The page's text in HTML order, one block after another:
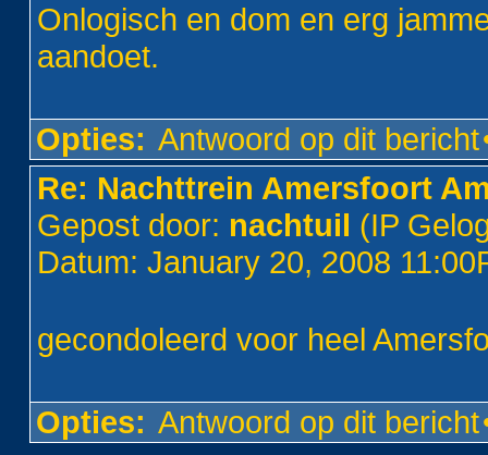
Onlogisch en dom en erg
aandoet.
Opties: Antwoord op dit bericht
Re: Nachttrein Amersfoort
Gepost door: nachtuil (IP
Datum: January 20, 2008
gecondoleerd voor heel
Opties: Antwoord op dit bericht